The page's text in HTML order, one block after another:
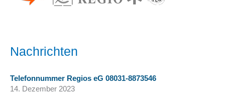
Nachrichten
Telefonnummer Regios eG 08031-8873546
14. Dezember 2023